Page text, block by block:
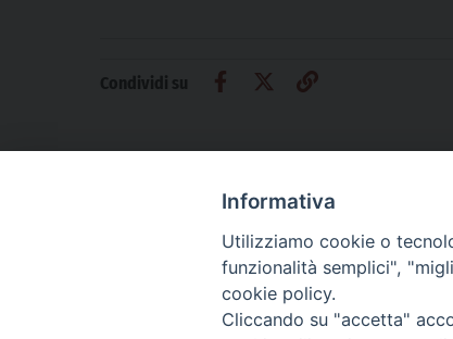
Condividi su
AMMINISTRAZIONE
Informativa
Utilizziamo cookie o
funzionalità semplici",
cookie policy.
Cliccando su "accetta"